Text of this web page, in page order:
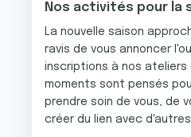
Nos activités pour la
La nouvelle saison
ravis de vous annoncer
inscriptions à nos
moments sont pensés
prendre soin de vous, de
créer du lien avec